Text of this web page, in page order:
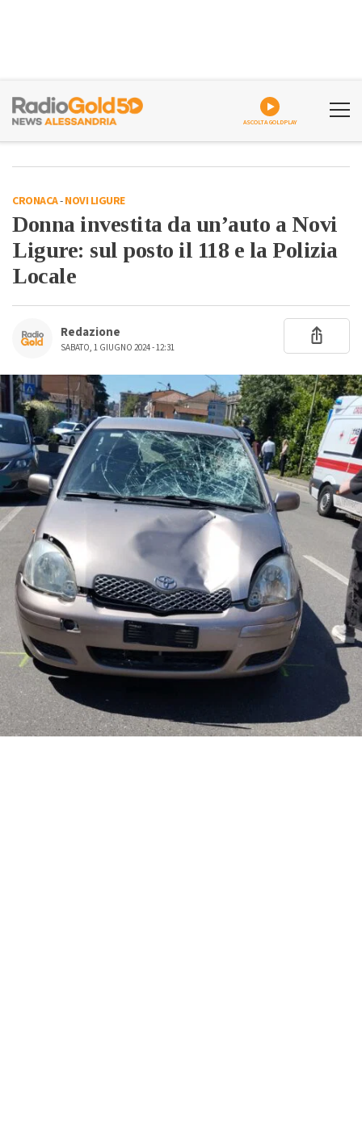
ASCOLTA GOLDPLAY
CRONACA-NOVI LIGURE
Donna investita da un’auto a Novi
Ligure: sul posto il 118 e la Polizia
Locale
Redazione
SABATO, 1 GIUGNO 2024 - 12:31